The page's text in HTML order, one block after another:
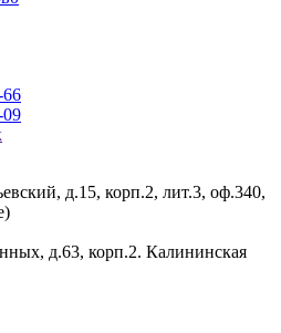
66
09
д.15, корп.2, лит.3, оф.340,
д.63, корп.2. Калининская